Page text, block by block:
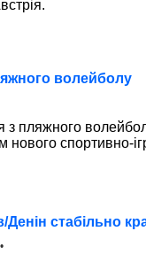
волейболу
з пляжного
нового спортивно-
стабільно